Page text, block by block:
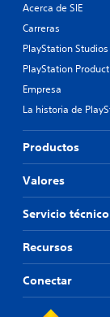
Acerca de SIE
Carreras
PlayStation Studios
PlayStation
Empresa
La historia de
Productos
Valores
Servicio técnico
Recursos
Conectar